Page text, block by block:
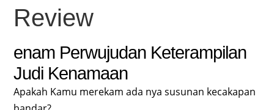
Review
enam Perwujudan Keterampilan
Judi Kenamaan
Apakah Kamu merekam ada nya susunan kecakapan